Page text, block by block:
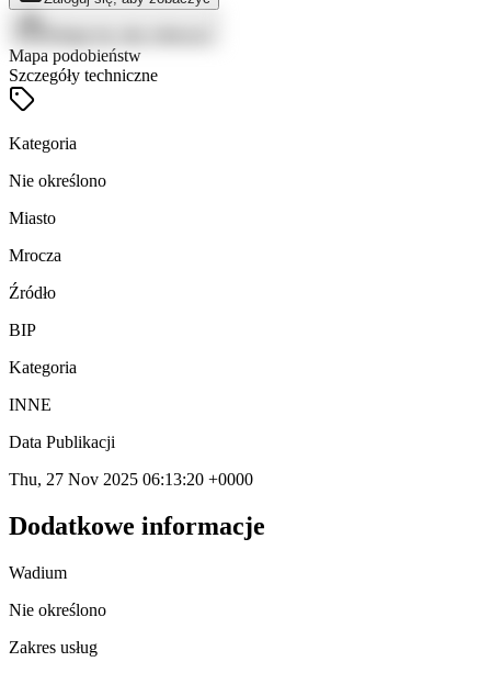
Mapa podobieństw
Szczegóły techniczne
Kategoria
Nie określono
Miasto
Mrocza
Źródło
BIP
Kategoria
INNE
Data Publikacji
Thu, 27 Nov 2025 06:13:20 +0000
Dodatkowe informacje
Wadium
Nie określono
Zakres usług